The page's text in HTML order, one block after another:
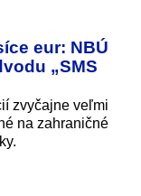
eur: NBÚ
„SMS
zvyčajne veľmi
na zahraničné